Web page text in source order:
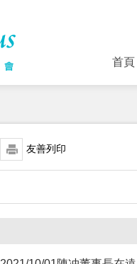
首頁
友善列印